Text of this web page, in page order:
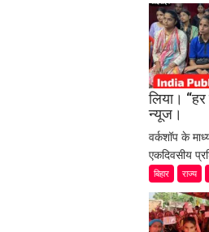
लिया।
न्यूज।
वर्कशॉप के
एकदिवसीय
बिहार राज्य